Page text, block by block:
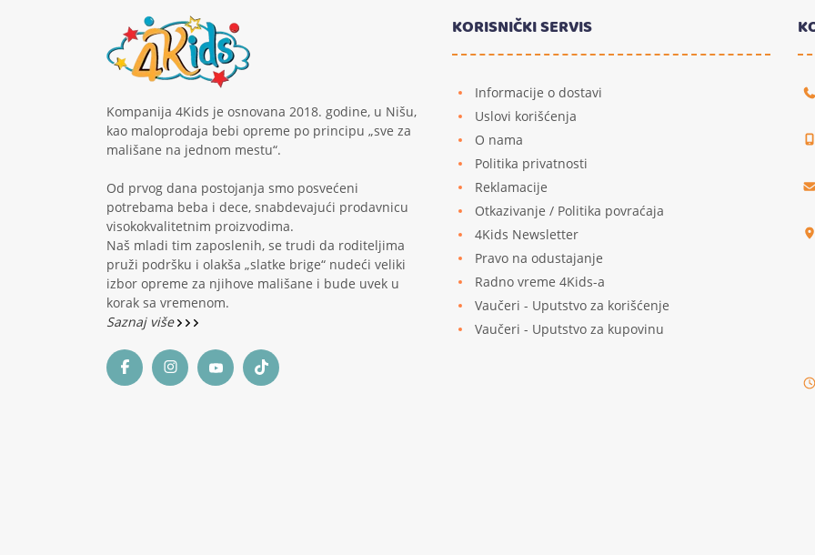
Kompanija 4Kids je osnovana 2018. godine, u Nišu,
kao maloprodaja bebi opreme po principu „sve za
mališane na jednom mestu“.
Od prvog dana postojanja smo posvećeni
potrebama beba i dece, snabdevajući prodavnicu
visokokvalitetnim proizvodima.
Naš mladi tim zaposlenih, se trudi da roditeljima
pruži podršku i olakša „slatke brige“ nudeći veliki
izbor opreme za njihove mališane i bude uvek u
korak sa vremenom.
Saznaj više
KORISNIČKI SERVIS
Informacije o dostavi
Uslovi korišćenja
O nama
Politika privatnosti
Reklamacije
Otkazivanje / Politika povraćaja
4Kids Newsletter
Pravo na odustajanje
Radno vreme 4Kids-a
Vaučeri - Uputstvo za korišćenje
Vaučeri - Uputstvo za kupovinu